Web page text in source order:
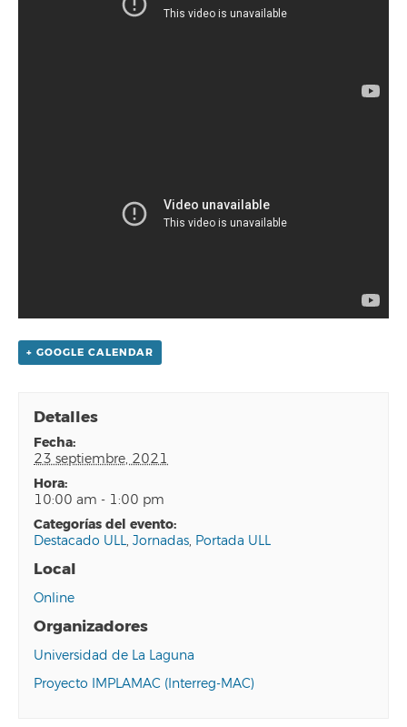
+ GOOGLE CALENDAR
Detalles
fecha:
23 septiembre, 2021
hora:
10:00 am - 1:00 pm
categorías del evento:
Destacado ULL,Jornadas, Portada ULL
Local
Online
Organizadores
Universidad de La Laguna
Proyecto IMPLAMAC (Interreg-MAC)